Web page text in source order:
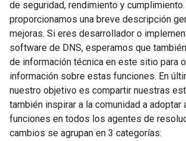
de seguridad, rendimiento y
proporcionamos una breve descripción
mejoras. Si eres desarrollador o
software de DNS, esperamos que
de información técnica en este sitio para
información sobre estas funciones. En
nuestro objetivo es compartir nuestras
también inspirar a la comunidad a adoptar
funciones en todos los agentes de
cambios se agrupan en 3 categorías: